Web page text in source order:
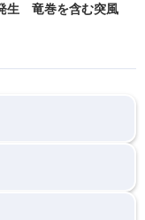
生 竜巻を含む突風